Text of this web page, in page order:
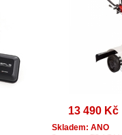
13 490 Kč
Skladem: ANO